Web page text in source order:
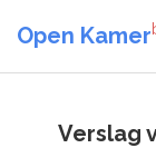
Open Kamer
Verslag